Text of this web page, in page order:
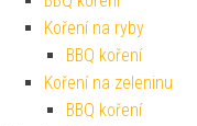
Koření na ryby
BBQ koření
Koření na zeleninu
BBQ koření